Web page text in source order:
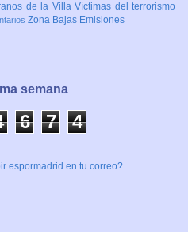
de la VillaVíctimas del terrorismo
Zona Bajas Emisiones
semana
6 7 4
espormadrid en tu correo?